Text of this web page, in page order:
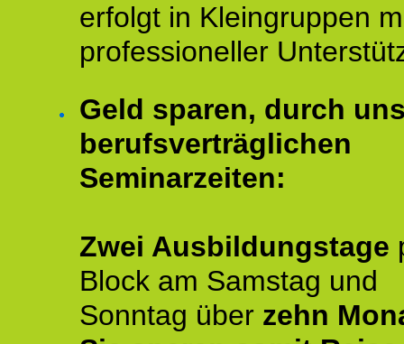
erfolgt in Kleingruppen
professioneller
Geld sparen, durch
berufsverträglichen
Seminarzeiten:
Zwei Ausbildungstage
Block am Samstag und
Sonntag über zehn